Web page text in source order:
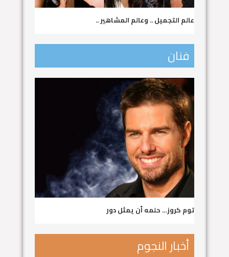
عالم التجميل .. وعالم المشاهير ..
فنان
توم كروز… حلمه أن يمثل دور
أخبار النجوم